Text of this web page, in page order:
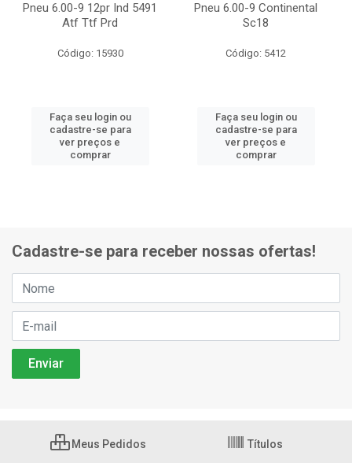
Pneu 6.00-9 12pr Ind 5491
Atf Ttf Prd
Código: 15930
Faça seu login ou
cadastre-se para
ver preços e
comprar
Pneu 6.00-9 Continental
Sc18
Código: 5412
Faça seu login ou
cadastre-se para
ver preços e
comprar
Cadastre-se para receber nossas ofertas!
Meus Pedidos Títulos